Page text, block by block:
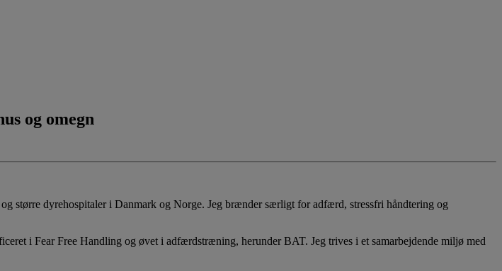
og omegn
større dyrehospitaler i Danmark og Norge. Jeg brænder særligt for adfærd, stressfri håndtering og
i Fear Free Handling og øvet i adfærdstræning, herunder BAT. Jeg trives i et samarbejdende miljø med